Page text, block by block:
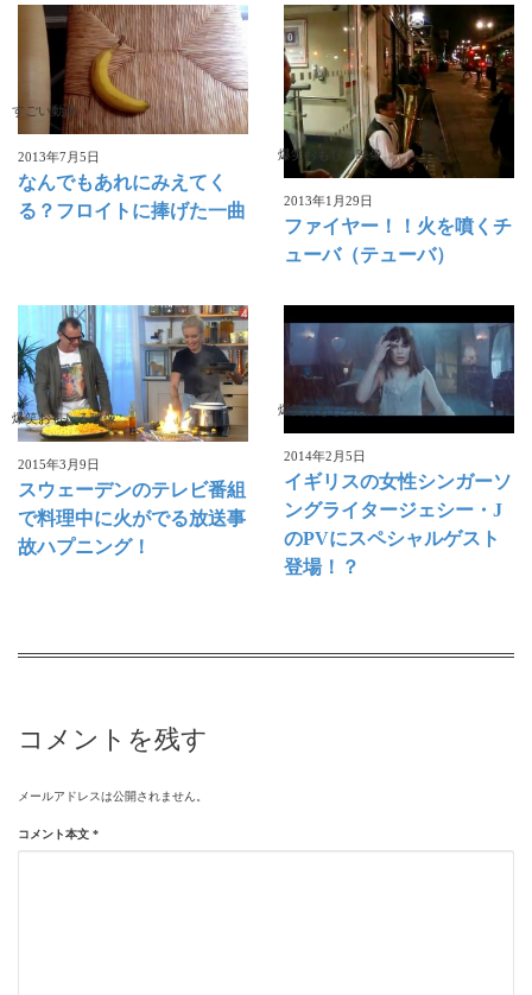
すごい動画
2013年7月5日
なんでもあれにみえてく
る？フロイトに捧げた一曲
爆笑おもしろ映像
2013年1月29日
ファイヤー！！火を噴くチ
ューバ（テューバ）
爆笑おもしろ映像
2015年3月9日
スウェーデンのテレビ番組
で料理中に火がでる放送事
故ハプニング！
爆笑おもしろ映像
2014年2月5日
イギリスの女性シンガーソ
ングライタージェシー・J
のPVにスペシャルゲスト
登場！？
コメントを残す
メールアドレスは公開されません。
コメント本文 *